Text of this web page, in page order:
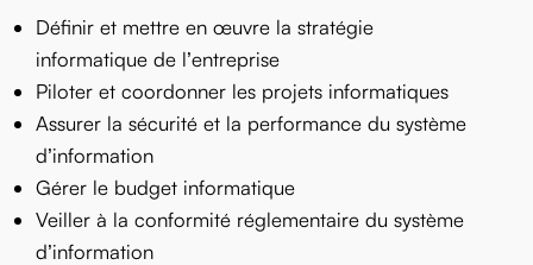
Définir et mettre en œuvre la stratégie
informatique de l’entreprise
Piloter et coordonner les projets informatiques
Assurer la sécurité et la performance du système
d’information
Gérer le budget informatique
Veiller à la conformité réglementaire du système
d’information